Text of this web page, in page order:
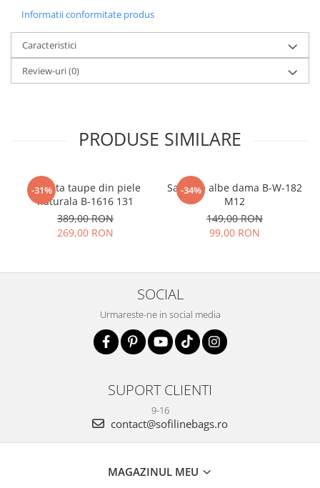
Informatii conformitate produs
Caracteristici
Review-uri(0)
PRODUSE SIMILARE
-31%
Geanta taupe din piele
naturala B-1616 131
389,00 RON
269,00 RON
-34%
Sandale albe dama B-W-182
M12
149,00 RON
99,00 RON
SOCIAL
Urmareste-ne in social media
SUPORT CLIENTI
9-16
contact@sofilinebags.ro
MAGAZINUL MEU